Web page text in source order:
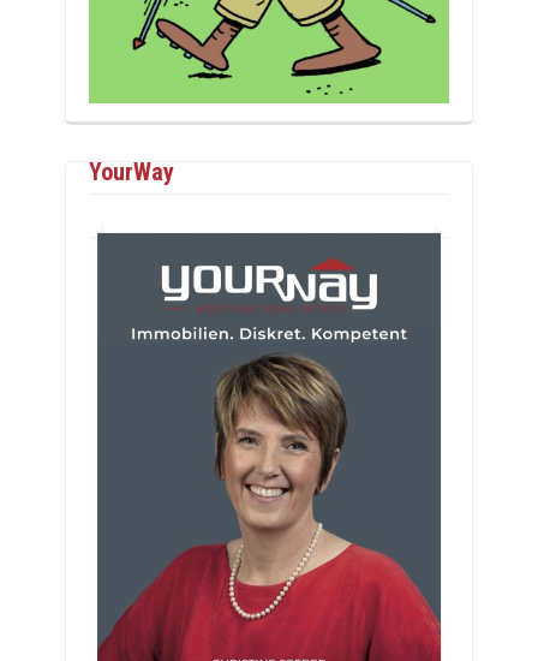
YourWay